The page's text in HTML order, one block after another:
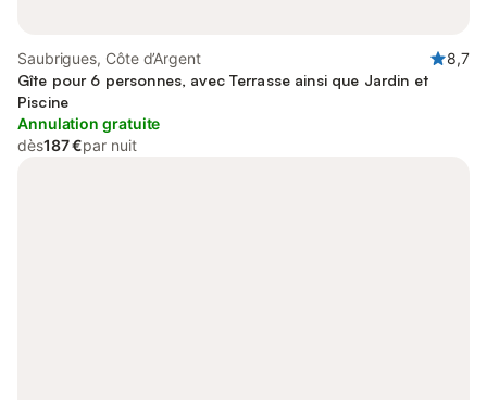
Saubrigues, Côte d’Argent
8,7
Gîte pour 6 personnes, avec Terrasse ainsi que Jardin et
Piscine
Annulation gratuite
dès187 €par nuit